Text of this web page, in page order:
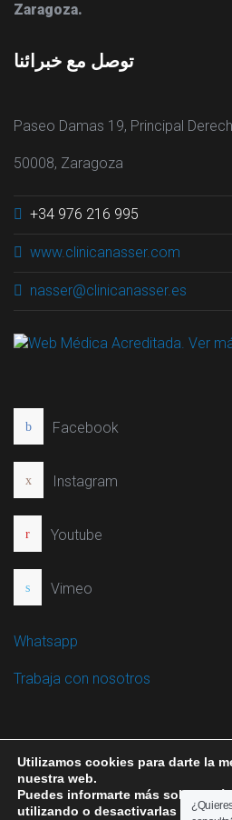
Zaragoza.
توصل مع خبرائنا
Paseo Damas 19, Principal
50008, Zaragoza
+34 976 216 995
www.clinicanasser.com
nasser@clinicanasser.es
Facebook
Instagram
Youtube
Vimeo
Whatsapp
Trabaja con nosotros
©التصميم والتطويرZESIS S.L.
Utilizamos cookies para darte la
nuestra web.
Puedes informarte más sobre qué
utilizando o desactivarlas en los